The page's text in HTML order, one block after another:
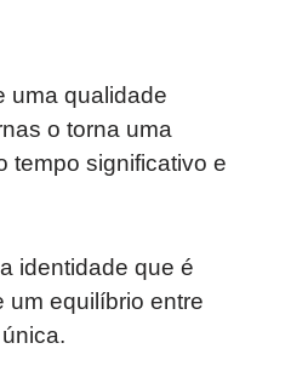
uma qualidade
o torna uma
tempo significativo e
identidade que é
um equilíbrio entre